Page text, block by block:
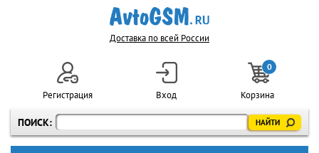
Доставка по всей России
ПОИСК:
Регистрация Вход
0
Корзина